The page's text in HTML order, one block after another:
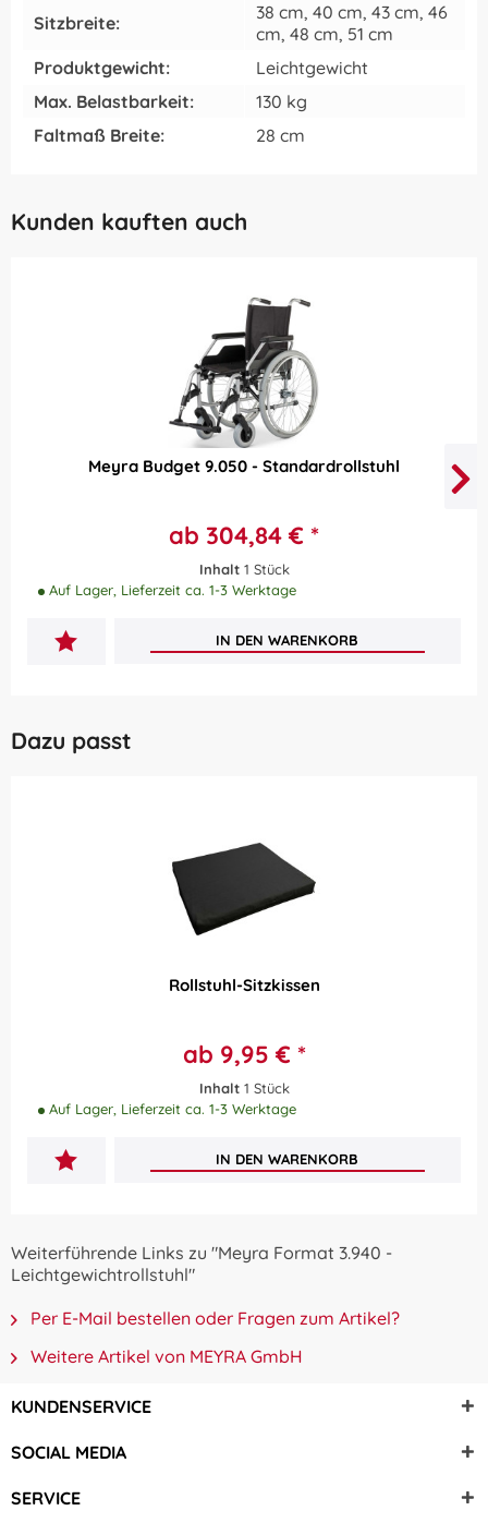
Sitzbreite:
38 cm, 40 cm, 43 cm, 46
cm, 48 cm, 51 cm
Produktgewicht:
Leichtgewicht
Max. Belastbarkeit:
130 kg
Faltmaß Breite:
28 cm
Kunden kauften auch
Meyra Budget 9.050 - Standardrollstuhl
ab 304,84 € *
Inhalt 1 Stück
Auf Lager, Lieferzeit ca. 1-3 Werktage
IN DEN WARENKORB
Dazu passt
Rollstuhl-Sitzkissen
ab 9,95 € *
Inhalt 1 Stück
Auf Lager, Lieferzeit ca. 1-3 Werktage
IN DEN WARENKORB
Weiterführende Links zu "Meyra Format 3.940 -
Leichtgewichtrollstuhl"
Per E-Mail bestellen oder Fragen zum Artikel?
Weitere Artikel von MEYRA GmbH
KUNDENSERVICE
SOCIAL MEDIA
SERVICE